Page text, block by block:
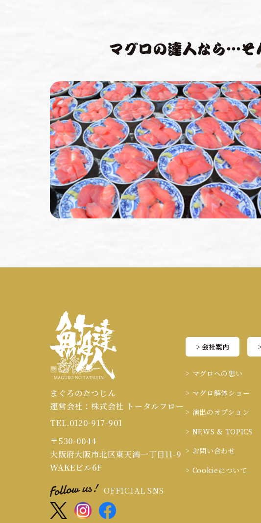
マグロの達人なら…そ
まぐろのたつじん
運営会社：株式会社 トータルフロー
TEL.0120-917-901
〒530-0044
大阪府大阪市北区東天満一丁目11-9
WAKEビル6F
OFFICIAL SNS
> 会社案内
> マグロへの想い
> マグロ解体ショー
> 演出のオプション
> NEWS & TOPICS
> お問い合わせ
> Cookieについて